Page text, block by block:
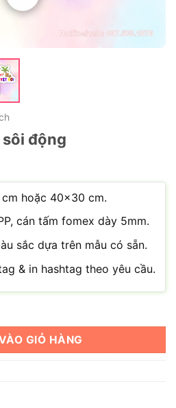
động
hoặc 40×30 cm.
cán tấm fomex dày 5mm.
sắc dựa trên mẫu có sẵn.
& in hashtag theo yêu cầu.
lượng
GIỎ HÀNG